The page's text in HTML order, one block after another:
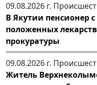
09.08.2026 г.
В Якутии пенсионер
положенных
прокуратуры
09.08.2026 г.
Житель